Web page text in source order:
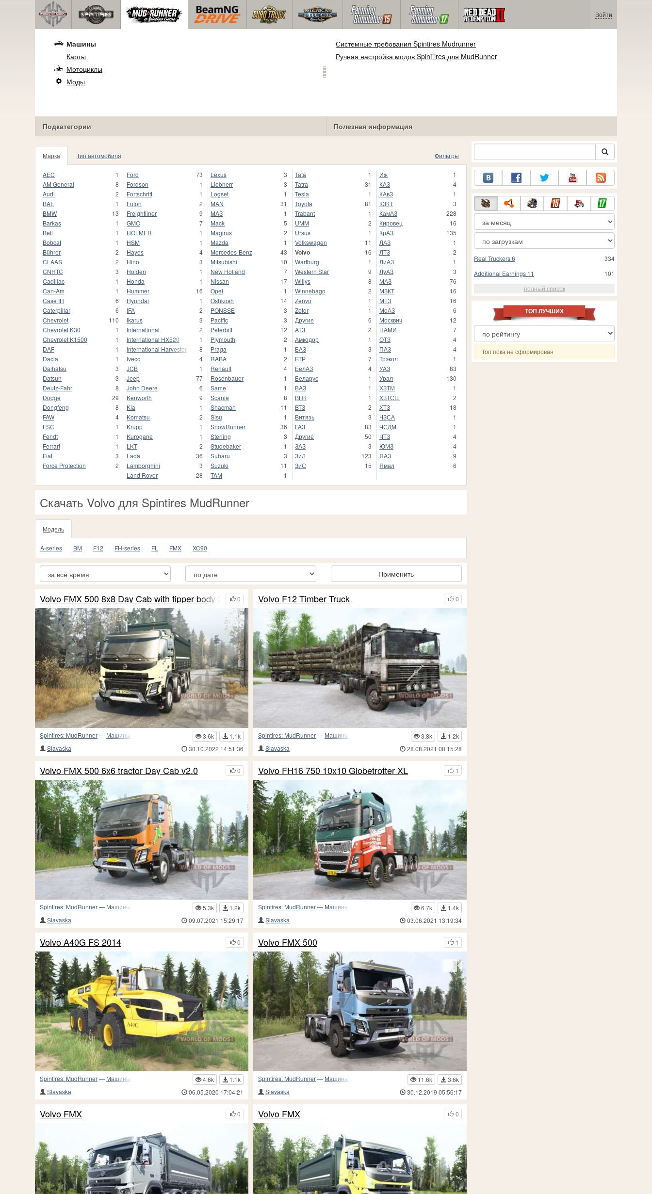
Войти
Машины
Карты
Мотоциклы
Моды
Подкатегории
Системные требования Spintires Mudrunner
Ручная настройка модов SpinTires для MudRunner
Полезная информация
Марка Тип автомобиля
Фильтры
77
AEC
1
AM General
8
Audi
2
BAE
1
BMW
13
Barkas
1
Bell
1
Bobcat
1
Bührer
2
CLAAS
2
CNHTC
3
Cadillac
1
Can-Am
1
Case IH
6
Caterpillar
6
Chevrolet
110
Chevrolet K30
1
Chevrolet K1500
1
DAF
1
Dacia
1
Daihatsu
3
Datsun
3
Deutz-Fahr
8
Dodge
29
Dongfeng
8
FAW
4
FSC
1
Fendt
1
Ferrari
1
Fiat
3
Force Protection
2
Ford
73
Fordson
1
Fortschritt
1
Foton
2
Freightliner
9
GMC
7
HOLMER
1
HSM
1
Hayes
4
Hino
3
Holden
1
Honda
1
Hummer
16
Hyundai
1
IFA
2
Ikarus
3
International
2
International HX520
1
International Harvester
8
Iveco
4
JCB
1
Jeep
77
John Deere
6
Kenworth
9
Kia
1
Komatsu
2
Krupp
1
Kurogane
1
LKT
2
Lada
36
Lamborghini
3
Land Rover
28
Lexus
3
Liebherr
3
Logset
1
MAN
31
MAЗ
1
Mack
5
Magirus
2
Mazda
1
Mercedes-Benz
43
Mitsubishi
10
New Holland
7
Nissan
17
Opel
1
Oshkosh
14
PONSSE
3
Pacific
3
Peterbilt
12
Plymouth
2
Praga
1
RABA
2
Renault
4
Rosenbauer
1
Same
1
Scania
8
Shacman
11
Sisu
1
SnowRunner
36
Sterling
3
Studebaker
1
Subaru
3
Suzuki
11
TAM
1
Tata
1
Tatra
31
Tesla
1
Toyota
81
Trabant
1
UMM
2
Ursus
1
Volkswagen
11
Volvo
16
Wartburg
1
Western Star
9
Willys
8
Winnebago
2
Zenvo
1
Zetor
1
Другие
6
АТЗ
2
Амкодор
1
БАЗ
3
БТР
7
БелАЗ
4
Беларус
1
ВАЗ
1
ВПК
1
ВТЗ
2
Витязь
3
ГАЗ
83
Другие
50
ЗАЗ
3
ЗиЛ
123
ЗиС
15
Иж
1
КАЗ
4
КАвЗ
1
КЗКТ
3
КамАЗ
228
Кировец
16
КрАЗ
135
ЛАЗ
1
ЛТЗ
2
ЛиАЗ
1
ЛуАЗ
3
МАЗ
76
МЗКТ
16
МТЗ
16
МоАЗ
6
Москвич
12
НАМИ
7
ОТЗ
4
ПАЗ
4
Трэкол
1
УАЗ
83
Урал
130
ХЗТМ
1
ХЗТСШ
2
ХТЗ
18
ЧЗСА
1
ЧСДМ
1
ЧТЗ
4
ЮМЗ
4
ЯАЗ
9
Ямал
6
Скачать Volvo для Spintires MudRunner
Модель
A-series BM F12 FH-series FL FMX XC90
Применить
0
Volvo FMX 500 8x8 Day Cab with tipper body 2013
Spintires: MudRunner— Машины 3.6k
1.1k
Slavaska
30.10.2022 14:51:36
0
Volvo F12 Timber Truck
Spintires: MudRunner— Машины 3.8k
1.2k
Slavaska
28.08.2021 08:15:28
0
Volvo FMX 500 6x6 tractor Day Cab v2.0
Spintires: MudRunner— Машины 5.3k
1.2k
Slavaska
09.07.2021 15:29:17
1
Volvo FH16 750 10x10 Globetrotter XL
Spintires: MudRunner— Машины 6.7k
1.4k
Slavaska
03.06.2021 13:19:34
0
Volvo A40G FS 2014
Spintires: MudRunner— Машины 4.6k
1.1k
Slavaska
06.05.2020 17:04:21
1
Volvo FMX 500
Spintires: MudRunner— Машины 11.6k
3.6k
Slavaska
30.12.2019 05:56:17
0
Volvo FMX 0
Volvo FMX
334
Real Truckers 6
101
Additional Earnings 11
полный список
ТОП ЛУЧШИХ
Топ пока не сформирован